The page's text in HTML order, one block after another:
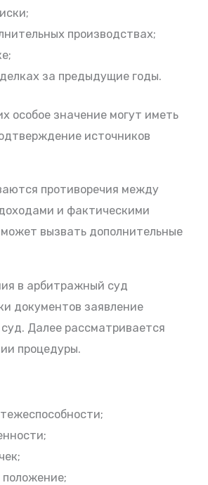
производствах;
за предыдущие годы.
особое значение могут иметь
источников
противоречия между
и фактическими
вызвать дополнительные
в арбитражный суд
документов заявление
Далее рассматривается
процедуры.